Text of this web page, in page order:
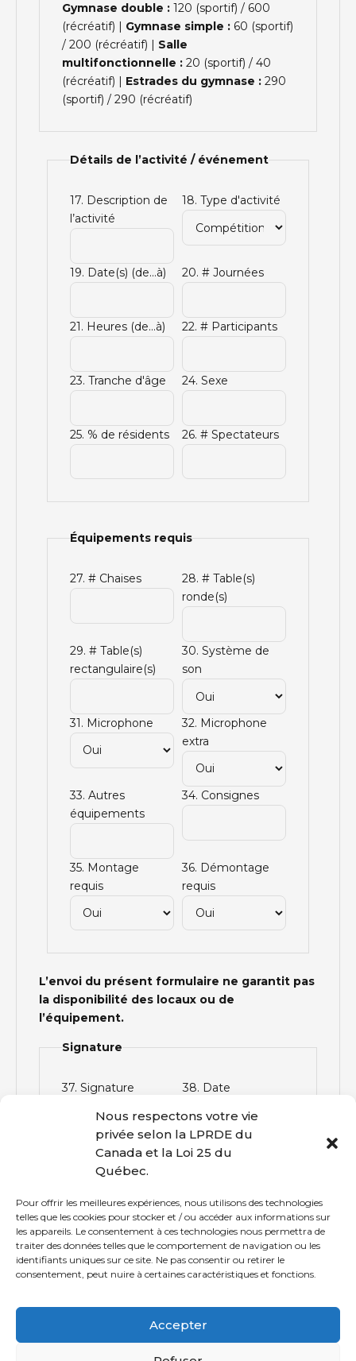
Nous respectons votre vie
privée selon la LPRDE du
Canada et la Loi 25 du
Québec.
Pour offrir les meilleures expériences, nous utilisons des technologies
telles que les cookies pour stocker et / ou accéder aux informations sur
les appareils. Le consentement à ces technologies nous permettra de
traiter des données telles que le comportement de navigation ou les
identifiants uniques sur ce site. Ne pas consentir ou retirer le
consentement, peut nuire à certaines caractéristiques et fonctions.
Accepter
Gymnase double : 120 (sportif) / 600
(récréatif) | Gymnase simple : 60 (sportif)
/ 200 (récréatif) | Salle
multifonctionnelle : 20 (sportif) / 40
(récréatif) | Estrades du gymnase : 290
(sportif) / 290 (récréatif)
Détails de l’activité / événement
17. Description de
l’activité
18. Type d'activité
19. Date(s) (de...à) 20. # Journées
21. Heures (de...à) 22. # Participants
23. Tranche d'âge 24. Sexe
25. % de résidents 26. # Spectateurs
Équipements requis
27. # Chaises
28. # Table(s)
ronde(s)
29. # Table(s)
rectangulaire(s)
30. Système de
son
31. Microphone
32. Microphone
extra
33. Autres
équipements
34. Consignes
35. Montage
requis
36. Démontage
requis
L’envoi du présent formulaire ne garantit pas
la disponibilité des locaux ou de
l’équipement.
Signature
37. Signature 38. Date
J'accepte les Conditions de location
de Loisirs Sportifs CDN-NDG.
© Loisirs Sportifs CDN-NDG | Communauté active et en santé